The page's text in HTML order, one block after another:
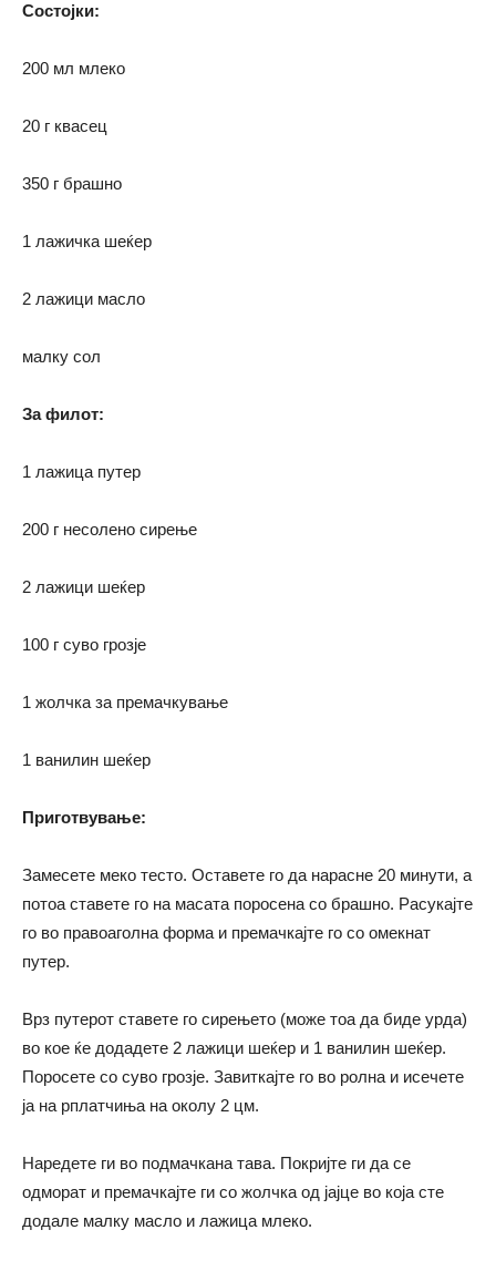
Состојки:
200 мл млеко
20 г квасец
350 г брашно
1 лажичка шеќер
2 лажици масло
малку сол
За филот:
1 лажица путер
200 г несолено сирење
2 лажици шеќер
100 г суво грозје
1 жолчка за премачкување
1 ванилин шеќер
Приготвување:
Замесете меко тесто. Оставете го да нарасне 20 минути, а
потоа ставете го на масата поросена со брашно. Расукајте
го во правоаголна форма и премачкајте го со омекнат
путер.
Врз путерот ставете го сирењето (може тоа да биде урда)
во кое ќе додадете 2 лажици шеќер и 1 ванилин шеќер.
Поросете со суво грозје. Завиткајте го во ролна и исечете
ја на рплатчиња на околу 2 цм.
Наредете ги во подмачкана тава. Покријте ги да се
одморат и премачкајте ги со жолчка од јајце во која сте
додале малку масло и лажица млеко.